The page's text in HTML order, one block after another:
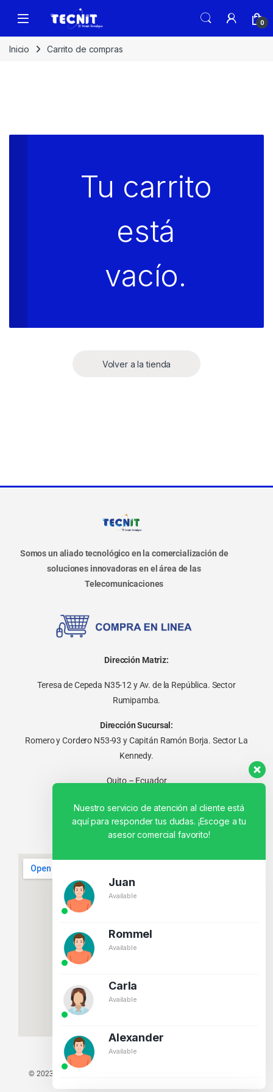
0
Inicio Carrito de compras
Tu carrito
está
vacío.
Volver a la tienda
Somos un aliado tecnológico en la comercialización de
soluciones innovadoras en el área de las
Telecomunicaciones
Dirección Matriz:
Teresa de Cepeda N35-12 y Av. de la República. Sector
Rumipamba.
Dirección Sucursal:
Romero y Cordero N53-93 y Capitán Ramón Borja. Sector La
Kennedy.
Quito – Ecuador
© 2023 TODOS LOS DERECHOS RESERVADOS - TECNIT TU TIENDA
Nuestro servicio de atención al cliente está
aquí para responder tus dudas. ¡Escoge a tu
asesor comercial favorito!
Juan
Available
Rommel
Available
Carla
Available
Alexander
Available